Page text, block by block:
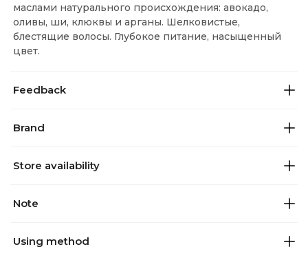
маслами натурального происхождения: авокадо,
оливы, ши, клюквы и арганы. Шелковистые,
блестящие волосы. Глубокое питание, насыщенный
цвет.
Feedback
Brand
Store availability
Note
Using method